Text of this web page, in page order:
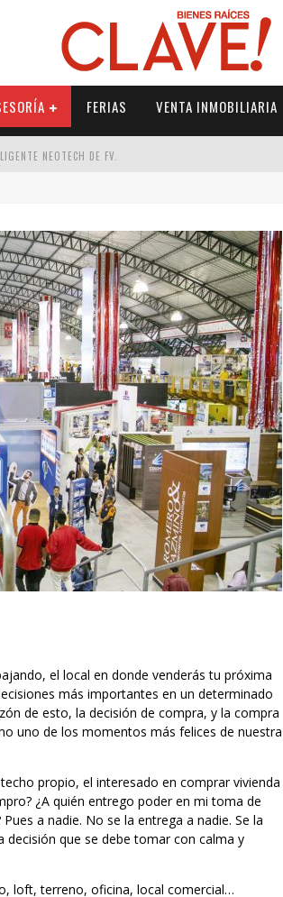
FERIAS VENTA INMOBILIARIA
NEOTECH DE FV.
ELEVAR TU ESPACIO
el local en donde venderás tu próxima
más importantes en un determinado
de esto, la decisión de compra, y la compra
uno de los momentos más felices de nuestra
propio, el interesado en comprar vivienda
¿A quién entrego poder en mi toma de
a nadie. No se la entrega a nadie. Se la
que se debe tomar con calma y
loft, terreno, oficina, local comercial…
SAINT-GOBAIN IMPTEK – XI CONVENCIÓN
INTERNACIONAL